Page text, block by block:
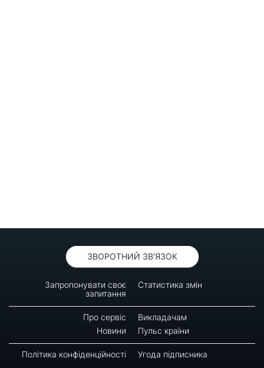
ЗВОРОТНИЙ ЗВ'ЯЗОК
Запропонувати своє
запитання
Статистика змін
Про сервіс
Викладачам
Новини
Пульс країни
Політика конфіденційності Угода підписника